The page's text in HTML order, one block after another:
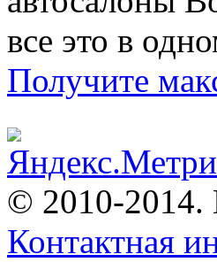
все это в
Получите
© 2010-2014.
Контактная